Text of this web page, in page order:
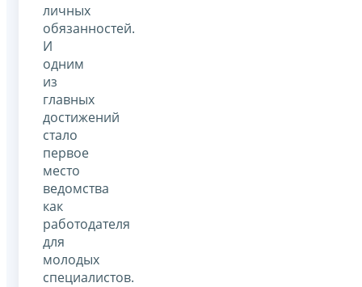
личных
обязанностей.
И
одним
из
главных
достижений
стало
первое
место
ведомства
как
работодателя
для
молодых
специалистов.